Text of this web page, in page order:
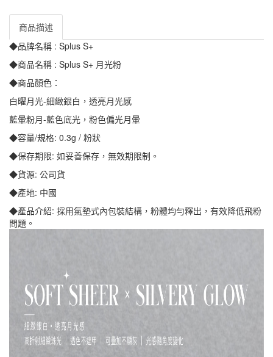
商品描述
◆品牌名稱 : Splus S+
◆商品名稱 : Splus S+ 月光粉
◆商品顏色：
白曜月光-細緻銀白，透亮月光感
藍暈粉月-藍色底光，粉色偏光月暈
◆容量/規格: 0.3g / 粉狀
◆保存期限: 如妥善保存，無效期限制。
◆貨源: 公司貨
◆產地: 中國
◆產品介紹: 採用氣墊式內包裝結構，粉體均勻釋出，有效降低飛粉
問題。